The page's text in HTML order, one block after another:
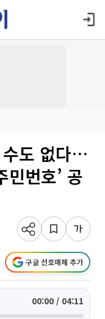
수도 없다…
민번호’ 공
구글 선호매체 추가
00:00 / 04:11